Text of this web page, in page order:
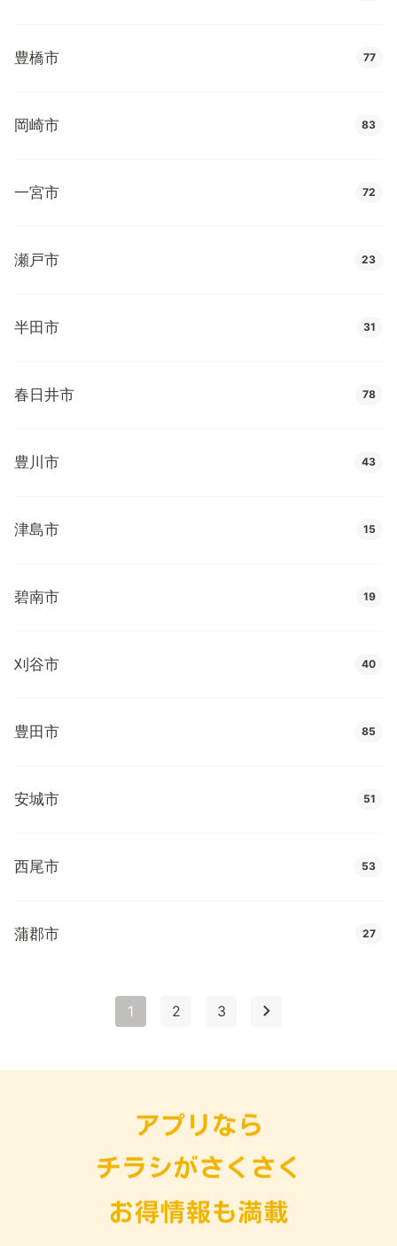
豊橋市 77
岡崎市 83
一宮市 72
瀬戸市 23
半田市 31
春日井市 78
豊川市 43
津島市 15
碧南市 19
刈谷市 40
豊田市 85
安城市 51
西尾市 53
蒲郡市 27
1 2 3